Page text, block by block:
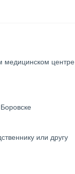
медицинском центре
или другу